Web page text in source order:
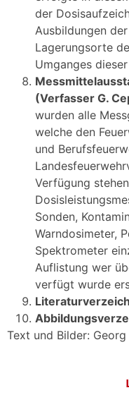
der
Ausbildungen
Lagerungsorte
Umganges
(Verfasser G.
wurden alle
welche den
und
Verfügung
Sonden,
Warndosimeter,
Spektrometer
Auflistung wer
verfügt wurde
Text und Bilder: